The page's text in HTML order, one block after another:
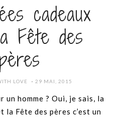
cadeaux
Fête des
pères
LOVE
POSTED
29 MAI, 2015
un homme ? Oui, je sais, la
la Fête des pères c’est un